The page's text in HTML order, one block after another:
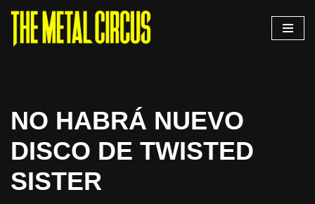
Saltar
NO HABRÁ NUEVO
DISCO DE TWISTED
SISTER